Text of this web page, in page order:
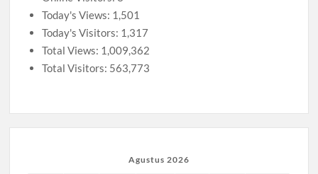
Today's Views: 1,501
Today's Visitors: 1,317
Total Views: 1,009,362
Total Visitors: 563,773
Agustus 2026